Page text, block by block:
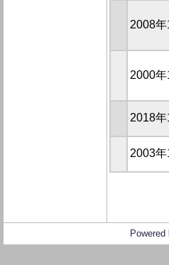
2008年
2000年
2018年
2003年
Powered